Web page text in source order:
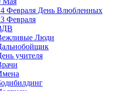
Февраля День Влюбленных
Февраля
Люди
учителя